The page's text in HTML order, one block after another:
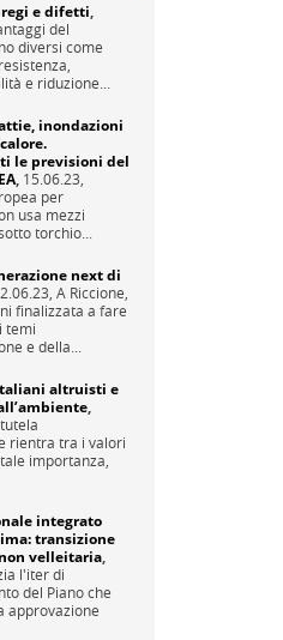
e difetti,
del
diversi come
e riduzione...
inondazioni
le previsioni del
, 15.06.23,
per
usa mezzi
torchio...
next di
A Riccione,
finalizzata a fare
temi
e della...
altruisti e
,
rientra tra i valori
importanza,
integrato
transizione
velleitaria,
l'iter di
del Piano che
approvazione